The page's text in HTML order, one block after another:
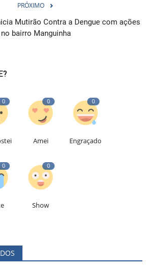
PRÓXIMO
Mutirão Contra a Dengue com ações
no bairro Manguinha
0 0
Amei
0
Engraçado
0 0
Show